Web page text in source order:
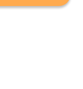
運営会社